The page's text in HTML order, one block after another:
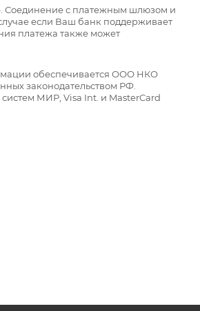
Соединение с платежным шлюзом и
если Ваш банк поддерживает
платежа также может
обеспечивается ООО НКО
законодательством РФ.
МИР, Visa Int. и MasterCard